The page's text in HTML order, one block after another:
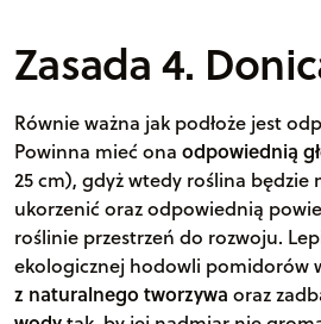
Zasada 4.
Równie ważna jak podłoże jest
Powinna mieć ona odpowiednią
25 cm), gdyż wtedy roślina będzie
ukorzenić oraz odpowiednią
roślinie przestrzeń do rozwoju.
ekologicznej hodowli pomidorów
z naturalnego tworzywa oraz